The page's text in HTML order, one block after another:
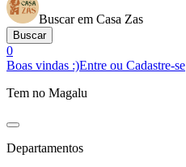
Buscar em Casa Zas
Buscar
0
Boas vindas :)Entre ou Cadastre-se
Tem no Magalu
Departamentos